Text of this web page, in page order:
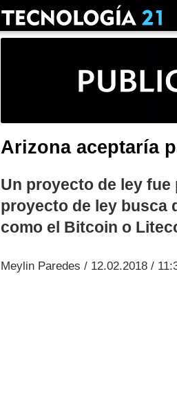
Arizona aceptaría
Un proyecto de ley
proyecto de ley busca
como el Bitcoin o
Meylin Paredes / 12.02.2018 /